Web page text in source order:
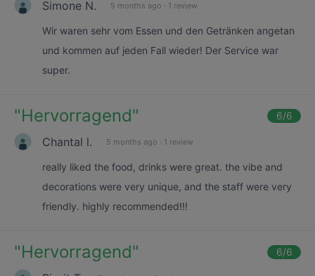
Simone N. 5 months ago · 1 review
Wir waren sehr vom Essen und den Getränken angetan
und kommen auf jeden Fall wieder! Der Service war
super.
"Hervorragend" 6/6
Chantal l. 5 months ago · 1 review
really liked the food, drinks were great. the vibe and
decorations were very unique, and the staff were very
friendly. highly recommended!!!
"Hervorragend" 6/6